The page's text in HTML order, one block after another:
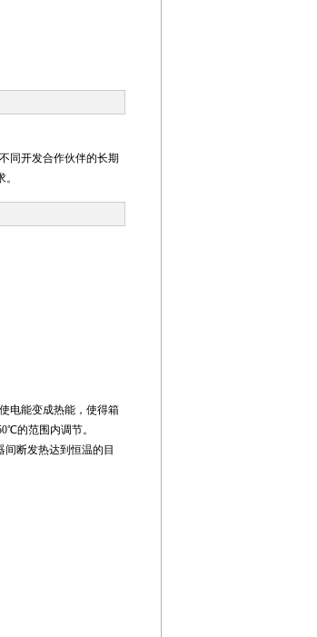
同开发合作伙伴的长期
电能变成热能，使得箱
℃的范围内调节。
断发热达到恒温的目